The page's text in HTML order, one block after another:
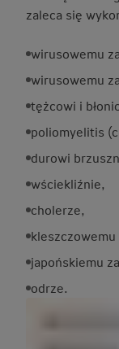
zaleca się
wirusowemu
wirusowemu
tężcowi i
poliomyelitis
durowi
wściekliźnie,
cholerze,
japońskiemu
odrze.